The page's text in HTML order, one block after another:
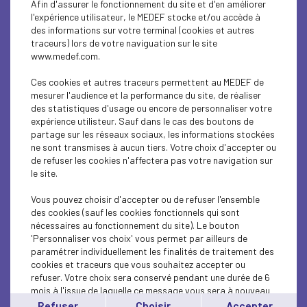
SUSTAINABLE DEVELOPMENT
SUSTAINABLE DEVELOPMENT
SOCIAL
SUSTAINABLE DEVELOPMENT
INTERNATIONAL - EUROPE
ECONOMY
ECONOMY
INTERNATIONAL - EUROPE
INTERNATIONAL - EUROPE
Afin d'assurer le fonctionnement du site et d'en améliorer
l'expérience utilisateur, le MEDEF stocke et/ou accède à
des informations sur votre terminal (cookies et autres
traceurs) lors de votre naviguation sur le site
www.medef.com.
Ces cookies et autres traceurs permettent au MEDEF de
mesurer l'audience et la performance du site, de réaliser
des statistiques d'usage ou encore de personnaliser votre
expérience utilisteur. Sauf dans le cas des boutons de
partage sur les réseaux sociaux, les informations stockées
ne sont transmises à aucun tiers. Votre choix d'accepter ou
de refuser les cookies n'affectera pas votre navigation sur
le site.
Vous pouvez choisir d'accepter ou de refuser l'ensemble
des cookies (sauf les cookies fonctionnels qui sont
nécessaires au fonctionnement du site). Le bouton
'Personnaliser vos choix' vous permet par ailleurs de
paramétrer individuellement les finalités de traitement des
cookies et traceurs que vous souhaitez accepter ou
refuser. Votre choix sera conservé pendant une durée de 6
mois à l'issue de laquelle ce message vous sera à nouveau
affiché..